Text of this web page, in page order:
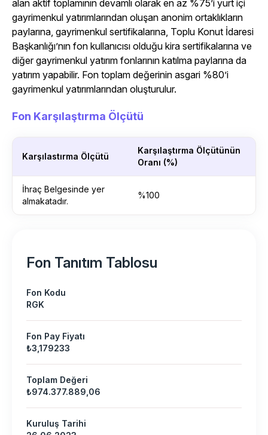
alan aktif toplamının devamlı olarak en az %75’i yurt içi
gayrimenkul yatırımlarından oluşan anonim ortaklıkların
paylarına, gayrimenkul sertifikalarına, Toplu Konut İdaresi
Başkanlığı’nın fon kullanıcısı olduğu kira sertifikalarına ve
diğer gayrimenkul yatırım fonlarının katılma paylarına da
yatırım yapabilir. Fon toplam değerinin asgari %80’i
gayrimenkul yatırımlarından oluşturulur.
Fon Karşılaştırma Ölçütü
Karşılastırma Ölçütü
Karşılaştırma Ölçütünün
Oranı (%)
İhraç Belgesinde yer
almakatadır.
%100
Fon Tanıtım Tablosu
Fon Kodu
RGK
Fon Pay Fiyatı
₺3,179233
Toplam Değeri
₺974.377.889,06
Kuruluş Tarihi